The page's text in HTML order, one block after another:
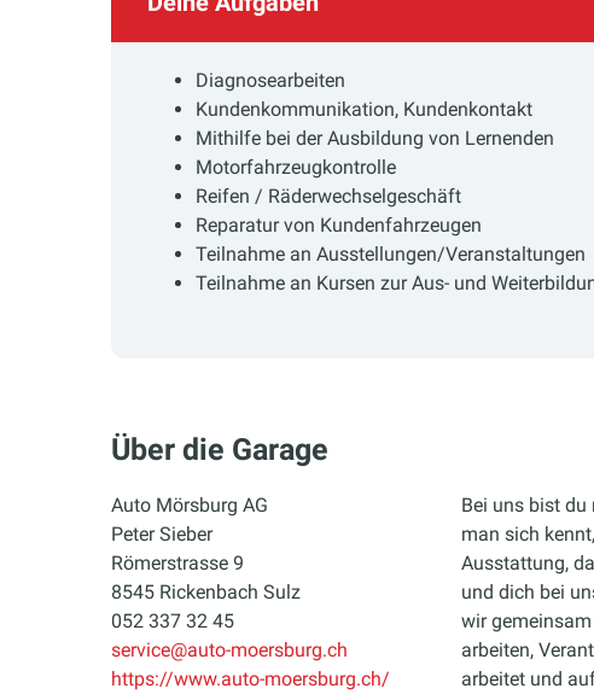
Diagnosearbeiten
Kundenkommunikation, Kundenkontakt
Mithilfe bei der Ausbildung von Lernenden
Motorfahrzeugkontrolle
Reifen / Räderwechselgeschäft
Reparatur von Kundenfahrzeugen
Teilnahme an Ausstellungen/Veranstaltungen
Teilnahme an Kursen zur Aus- und
Über die Garage
Auto Mörsburg AG
Peter Sieber
Römerstrasse 9
8545 Rickenbach Sulz
052 337 32 45
service@auto-moersburg.ch
https://www.auto-moersburg.ch/
Bei uns bist du
man sich
Ausstattung,
und dich bei
wir
arbeiten,
arbeitet und